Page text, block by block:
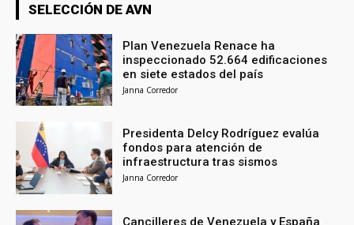
SELECCIÓN DE AVN
Plan Venezuela Renace ha
inspeccionado 52.664 edificaciones
en siete estados del país
Janna Corredor
Presidenta Delcy Rodríguez evalúa
fondos para atención de
infraestructura tras sismos
Janna Corredor
Cancilleres de Venezuela y España